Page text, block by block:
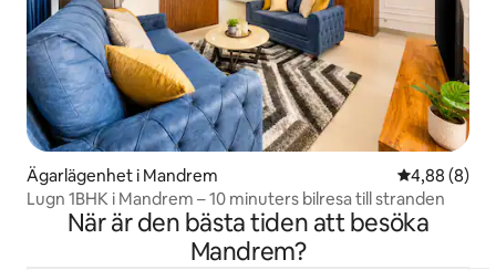
Ägarlägenhet i Mandrem 4,88 av 5 i
4,88 (8)
Lugn 1BHK i Mandrem – 10 minuters bilresa till stranden
När är den bästa tiden att besöka
Mandrem?